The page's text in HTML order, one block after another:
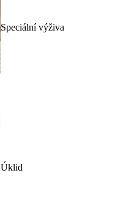
Speciální výživa
Úklid